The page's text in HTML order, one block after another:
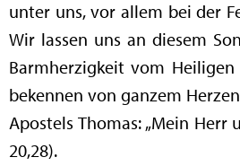
unter uns, vor allem bei der
Wir lassen uns an diesem
Barmherzigkeit vom
bekennen von ganzem
Apostels Thomas: „Mein Herr
20,28).